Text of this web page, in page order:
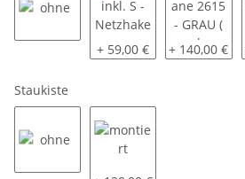
Netz inkl. S -
+ 59,00 € Flachplane
+ 140,00 €
Staukiste